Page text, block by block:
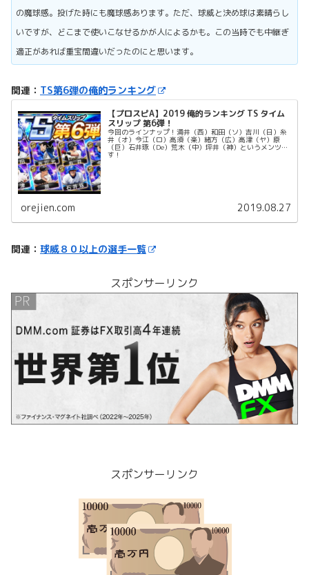
の魔球感。投げた時にも魔球感あります。ただ、球威と決め球は素晴らし
いですが、どこまで使いこなせるかが人によるかも。この当時でも中継ぎ
適正があれば重宝間違いだったのにと思います。
関連： TS第6弾の俺的ランキング
【プロスピA】2019 俺的ランキング TS タイム
スリップ 第6弾！
今回のラインナップ！涌井（西）和田（ソ）吉川（日）糸
井（オ）今江（ロ）高須（楽）緒方（広）高津（ヤ）原
（巨）石井琢（De）荒木（中）坪井（神）というメンツで
す！
orejien.com 2019.08.27
関連： 球威８０以上の選手一覧
スポンサーリンク
スポンサーリンク